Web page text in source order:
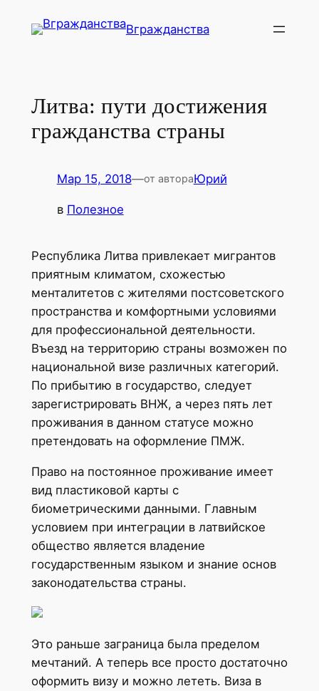
Вгражданства
Литва: пути достижения
гражданства страны
Мар 15, 2018—от автораЮрий
в Полезное
Республика Литва привлекает мигрантов
приятным климатом, схожестью
менталитетов с жителями постсоветского
пространства и комфортными условиями
для профессиональной деятельности.
Въезд на территорию страны возможен по
национальной визе различных категорий.
По прибытию в государство, следует
зарегистрировать ВНЖ, а через пять лет
проживания в данном статусе можно
претендовать на оформление ПМЖ.
Право на постоянное проживание имеет
вид пластиковой карты с
биометрическими данными. Главным
условием при интеграции в латвийское
общество является владение
государственным языком и знание основ
законодательства страны.
Это раньше заграница была пределом
мечтаний. А теперь все просто достаточно
оформить визу и можно лететь. Виза в